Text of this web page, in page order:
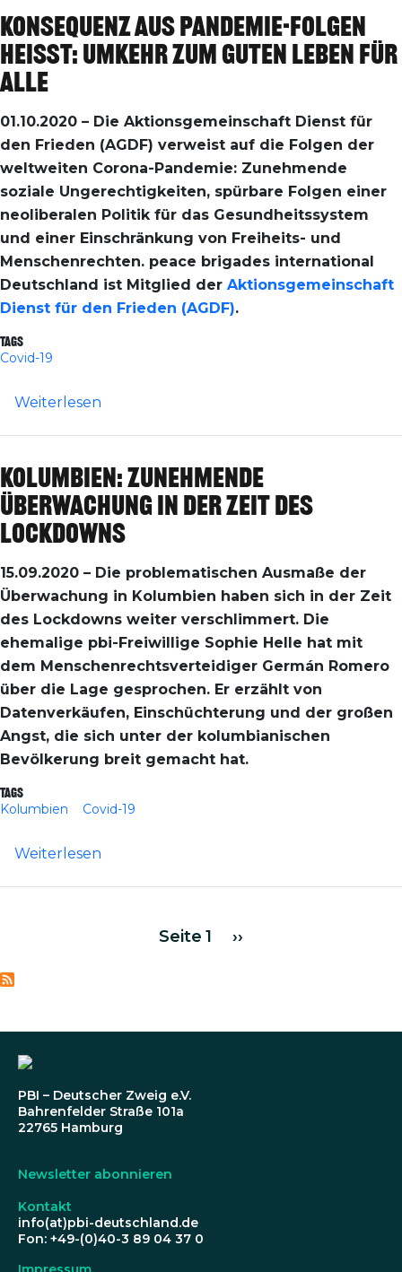
Konsequenz aus Pandemie-Folgen
heißt: Umkehr zum guten Leben für
alle
01.10.2020 – Die Aktionsgemeinschaft Dienst für
den Frieden (AGDF) verweist auf die Folgen der
weltweiten Corona-Pandemie: Zunehmende
soziale Ungerechtigkeiten, spürbare Folgen einer
neoliberalen Politik für das Gesundheitssystem
und einer Einschränkung von Freiheits- und
Menschenrechten. peace brigades international
Deutschland ist Mitglied der Aktionsgemeinschaft
Dienst für den Frieden (AGDF).
Tags
Covid-19
Weiterlesen
Kolumbien: Zunehmende
Überwachung in der Zeit des
Lockdowns
15.09.2020 – Die problematischen Ausmaße der
Überwachung in Kolumbien haben sich in der Zeit
des Lockdowns weiter verschlimmert. Die
ehemalige pbi-Freiwillige Sophie Helle hat mit
dem Menschenrechtsverteidiger Germán Romero
über die Lage gesprochen. Er erzählt von
Datenverkäufen, Einschüchterung und der großen
Angst, die sich unter der kolumbianischen
Bevölkerung breit gemacht hat.
Tags
Kolumbien Covid-19
Weiterlesen
SeitennummerierungSeite 1 Nächste Seite
››
PBI – Deutscher Zweig e.V.
Bahrenfelder Straße 101a
22765 Hamburg
Newsletter abonnieren
Kontakt
info(at)pbi-deutschland.de
Fon: +49-(0)40-3 89 04 37 0